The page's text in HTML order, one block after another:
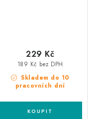
Skladem do 10
pracovních dní
189 Kč bez DPH
229 Kč